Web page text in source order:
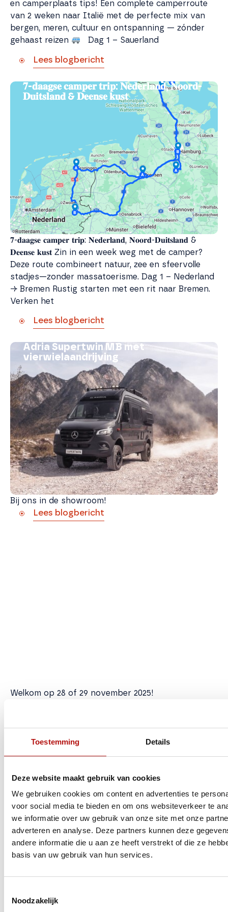
Toestemming Details
Deze website maakt gebruik van cookies
We gebruiken cookies om content en advertenties te
voor social media te bieden en om ons websiteverkeer te
we informatie over uw gebruik van onze site met onze
adverteren en analyse. Deze partners kunnen deze
andere informatie die u aan ze heeft verstrekt of die ze
basis van uw gebruik van hun services.
Noodzakelijk
en camperplaats tips! Een complete camperroute
van 2 weken naar Italië met de perfecte mix van
bergen, meren, cultuur en ontspanning — zónder
gehaast reizen
Dag 1 – Sauerland
Lees blogbericht
𝟕-𝐝𝐚𝐚𝐠𝐬𝐞 𝐜𝐚𝐦𝐩𝐞𝐫 𝐭𝐫𝐢𝐩: 𝐍𝐞𝐝𝐞𝐫𝐥𝐚𝐧𝐝, 𝐍𝐨𝐨𝐫𝐝-
𝐃𝐮𝐢𝐭𝐬𝐥𝐚𝐧𝐝 & 𝐃𝐞𝐞𝐧𝐬𝐞 𝐤𝐮𝐬𝐭
𝟕-𝐝𝐚𝐚𝐠𝐬𝐞 𝐜𝐚𝐦𝐩𝐞𝐫 𝐭𝐫𝐢𝐩: 𝐍𝐞𝐝𝐞𝐫𝐥𝐚𝐧𝐝, 𝐍𝐨𝐨𝐫𝐝-𝐃𝐮𝐢𝐭𝐬𝐥𝐚𝐧𝐝 &
𝐃𝐞𝐞𝐧𝐬𝐞 𝐤𝐮𝐬𝐭 Zin in een week weg met de camper?
Deze route combineert natuur, zee en sfeervolle
stadjes—zonder massatoerisme. Dag 1 – Nederland
→ Bremen Rustig starten met een rit naar Bremen.
Verken het
Lees blogbericht
Adria Supertwin MB met
vierwielaandrijving
Bij ons in de showroom!
Lees blogbericht
Welkom op 28 of 29 november 2025!
voor velen die de koude winter- en lentemaanden